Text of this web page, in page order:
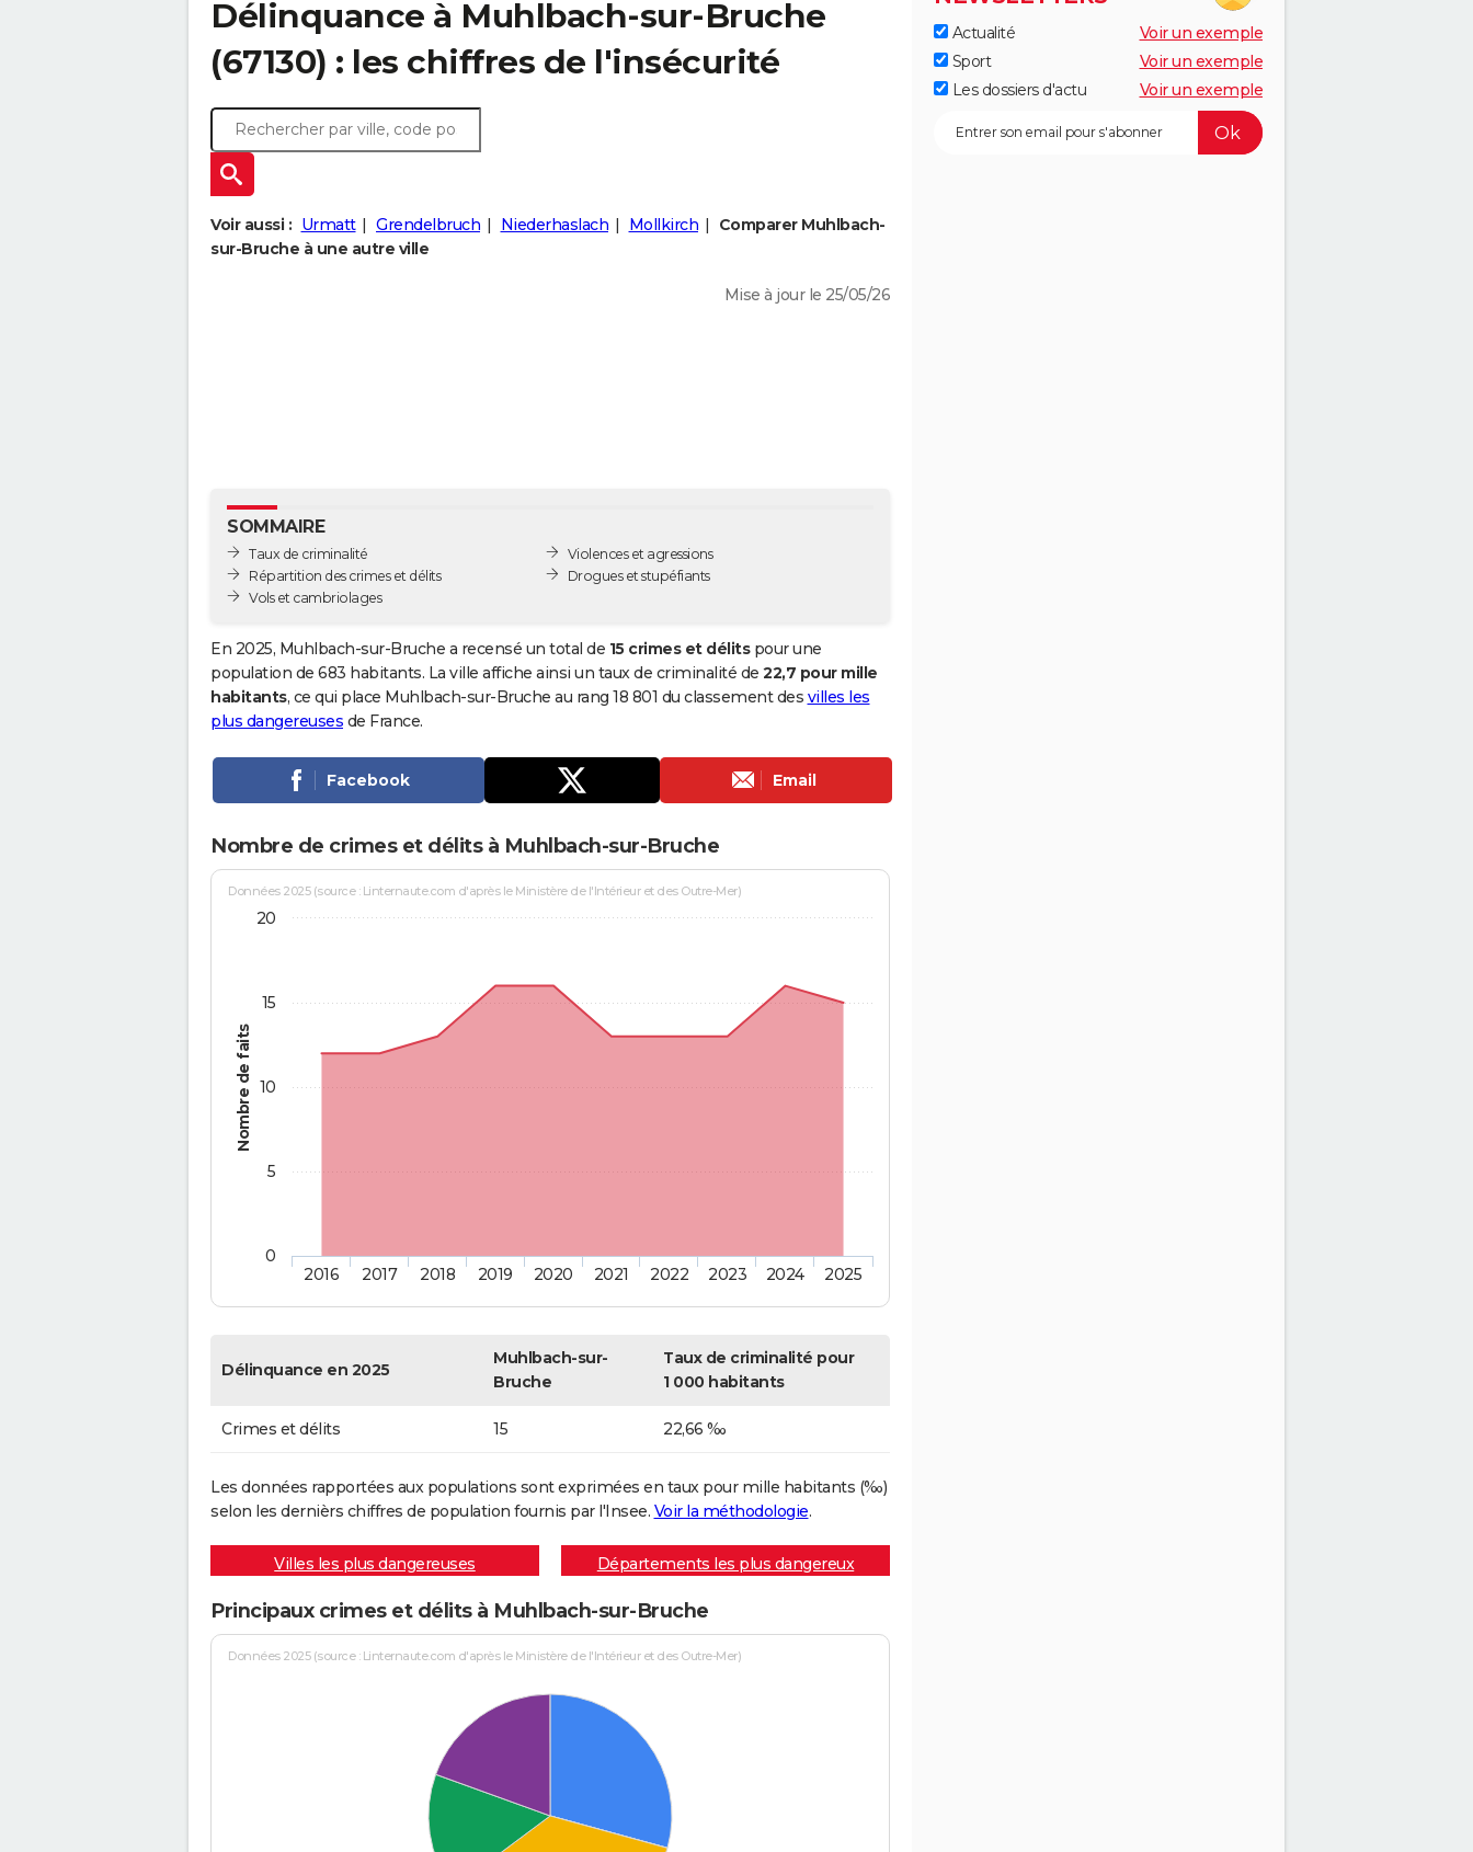
Délinquance à Muhlbach-sur-Bruche
(67130) : les chiffres de l'insécurité
Voir aussi : Urmatt Grendelbruch Niederhaslach Mollkirch
Comparer Muhlbach-
sur-Bruche à une autre ville
Mise à jour le 25/05/26
SOMMAIRE
Taux de criminalité
Répartition des crimes et délits
Vols et cambriolages
Violences et agressions
Drogues et stupéfiants
En 2025, Muhlbach-sur-Bruche a recensé un total de 15 crimes et délitspour une
population de 683 habitants. La ville affiche ainsi un taux de criminalité de 22,7 pour mille
habitants, ce qui place Muhlbach-sur-Bruche au rang 18 801 du classement des villes les
plus dangereuses de France.
Facebook Email
Nombre de crimes et délits à Muhlbach-sur-Bruche
Nombre de faits
Données 2025 (source : Linternaute.com d'après le Ministère de l'Intérieur et des Outre-Mer)
2016 2017 2018 2019 2020 2021 2022 2023 2024 2025
0
5
10
15
20
Délinquance en 2025
Muhlbach-sur-
Bruche
Taux de criminalité pour
1 000 habitants
Crimes et délits 15 22,66 ‰
Les données rapportées aux populations sont exprimées en taux pour mille habitants (‰)
selon les dernièrs chiffres de population fournis par l'Insee. Voir la méthodologie.
Villes les plus dangereuses Départements les plus dangereux
Principaux crimes et délits à Muhlbach-sur-Bruche
Données 2025 (source : Linternaute.com d'après le Ministère de l'Intérieur et des Outre-Mer)
Actualité
Voir un exemple
Sport
Voir un exemple
Les dossiers d'actu
Voir un exemple